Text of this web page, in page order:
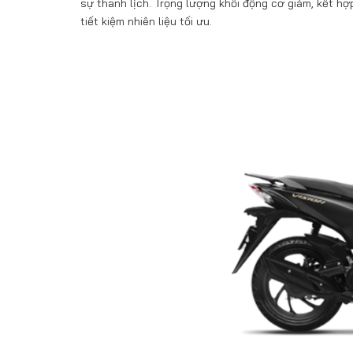
sự thanh lịch. Trọng lượng khối động cơ giảm, kết
tiết kiệm nhiên liệu tối ưu.